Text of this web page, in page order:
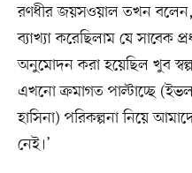
রণধীর জয়সওয়াল তখন বলেন,
ব্যাখ্যা করেছিলাম যে সাবেক
অনুমোদন করা হয়েছিল খুব
এখনো ক্রমাগত পাল্টাচ্ছে
হাসিনা) পরিকল্পনা নিয়ে
নেই।’